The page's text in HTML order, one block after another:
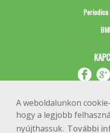
A weboldalunkon
hogy a legjobb
nyújthassuk. További
Periodica